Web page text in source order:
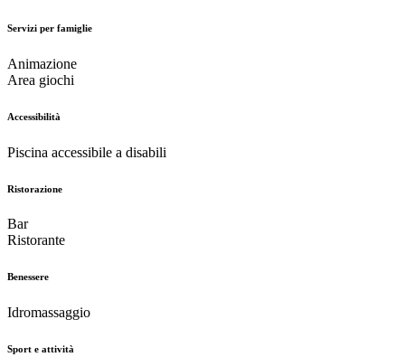
Servizi per famiglie
Animazione
Area giochi
Accessibilità
Piscina accessibile a disabili
Ristorazione
Bar
Ristorante
Benessere
Idromassaggio
Sport e attività